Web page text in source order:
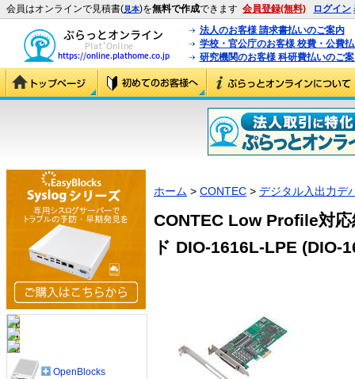
会員はオンラインで見積書(見本)を無料で作成できます 会員登録(無料) ログイン
法人のお客様 請求書払いのご案内
学校・官公庁のお客様 校費・公費
研究機関のお客様 科研費払いのご
ホーム > CONTEC > デジタル入出力デ
CONTEC Low Profile対
ド DIO-1616L-LPE (DIO-
OpenBlocks